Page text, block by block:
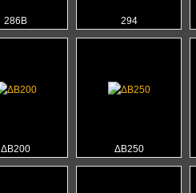
286B 294
ΔΒ200 ΔΒ250